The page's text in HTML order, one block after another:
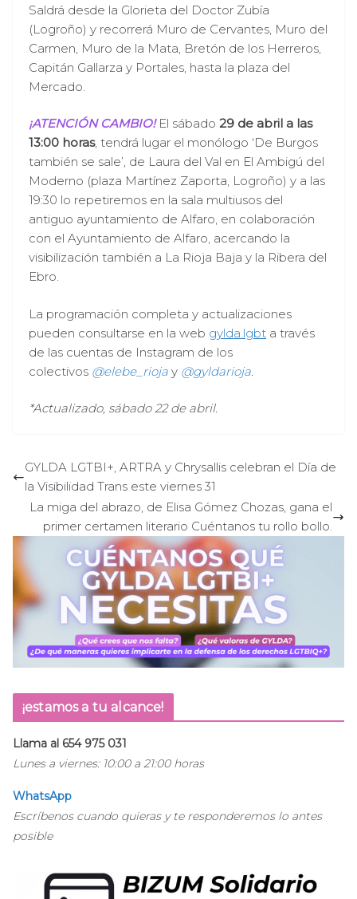
Saldrá desde la Glorieta del Doctor Zubía
(Logroño) y recorrerá Muro de Cervantes, Muro del
Carmen, Muro de la Mata, Bretón de los Herreros,
Capitán Gallarza y Portales, hasta la plaza del
Mercado.
¡ATENCIÓN CAMBIO! El sábado 29 de abril a las
13:00 horas, tendrá lugar el monólogo ‘De Burgos
también se sale’, de Laura del Val en El Ambigú del
Moderno (plaza Martínez Zaporta, Logroño) y a las
19:30 lo repetiremos en la sala multiusos del
antiguo ayuntamiento de Alfaro, en colaboración
con el Ayuntamiento de Alfaro, acercando la
visibilización también a La Rioja Baja y la Ribera del
Ebro.
La programación completa y actualizaciones
pueden consultarse en la web gylda.lgbt a través
de las cuentas de Instagram de los
colectivos @elebe_rioja y @gyldarioja.
*Actualizado, sábado 22 de abril.
GYLDA LGTBI+, ARTRA y Chrysallis celebran el Día de
la Visibilidad Trans este viernes 31
La miga del abrazo, de Elisa Gómez Chozas, gana el
primer certamen literario Cuéntanos tu rollo bollo.
¡estamos a tu alcance!
Llama al 654 975 031
Lunes a viernes: 10:00 a 21:00 horas
WhatsApp
Escríbenos cuando quieras y te responderemos lo antes
posible